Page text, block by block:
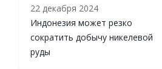
22 декабря 2024
Индонезия может резко
сократить добычу никелевой
руды